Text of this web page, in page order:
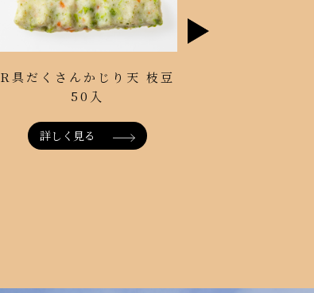
R具だくさんかじり天 枝豆
50入
詳しく見る